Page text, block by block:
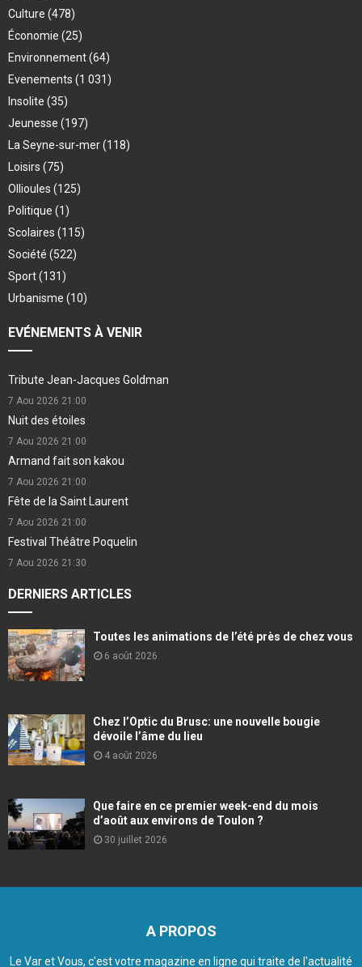
Culture (478)
Économie (25)
Environnement(64)
Evenements (1 031)
Insolite (35)
Jeunesse (197)
La Seyne-sur-mer(118)
Loisirs (75)
Ollioules (125)
Politique (1)
Scolaires (115)
Société (522)
Sport(131)
Urbanisme (10)
EVÉNEMENTS À VENIR
Tribute Jean-Jacques Goldman
7 Aou 2026 21:00
Nuit des étoiles
7 Aou 2026 21:00
Armand fait son kakou
7 Aou 2026 21:00
Fête de la Saint Laurent
7 Aou 2026 21:00
Festival Théâtre Poquelin
7 Aou 2026 21:30
DERNIERS ARTICLES
Toutes les animations de l’été près de chez vous
6 août 2026
Chez l’Optic du Brusc: une nouvelle bougie
dévoile l’âme du lieu
4 août 2026
Que faire en ce premier week-end du mois
d’août aux environs de Toulon ?
30 juillet 2026
A PROPOS
Le Var et Vous, c'est votre magazine en ligne qui traite de l'actualité